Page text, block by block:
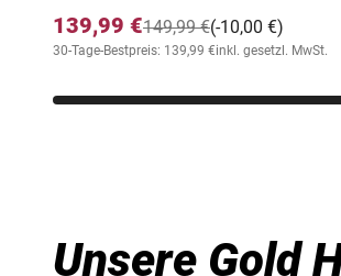
139,99 € (-10,00 €)
149,99 €
30-Tage-Bestpreis: 139,99 €inkl. gesetzl. MwSt.
Unsere Gold